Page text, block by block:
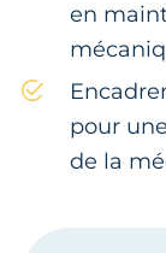
en
pour
de la